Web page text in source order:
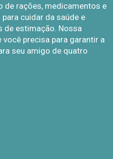
de rações, medicamentos e
cuidar da saúde e
de estimação. Nossa
precisa para garantir a
seu amigo de quatro